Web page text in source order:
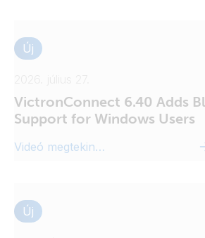
Új
VictronConnect 6.40 Adds
Support for Windows Users
Videó megtekintése
Új